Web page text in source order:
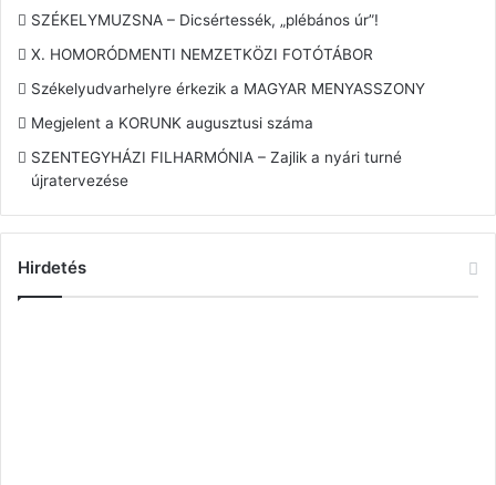
SZÉKELYMUZSNA – Dicsértessék, „plébános úr”!
X. HOMORÓDMENTI NEMZETKÖZI FOTÓTÁBOR
Székelyudvarhelyre érkezik a MAGYAR MENYASSZONY
Megjelent a KORUNK augusztusi száma
SZENTEGYHÁZI FILHARMÓNIA – Zajlik a nyári turné
újratervezése
Hirdetés